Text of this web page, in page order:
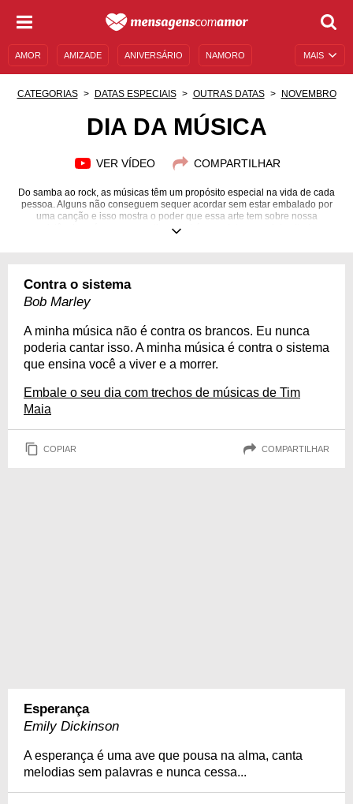
MAIS
AMOR AMIZADE ANIVERSÁRIO NAMORO
DESCULPAS
CATEGORIAS DATAS ESPECIAIS OUTRAS DATAS NOVEMBRO
DIA DA MÚSICA
VER VÍDEO COMPARTILHAR
Do samba ao rock, as músicas têm um propósito especial na vida de cada
pessoa. Alguns não conseguem sequer acordar sem estar embalado por
uma canção e isso mostra o poder que essa arte tem sobre nossa
existência, e é por esse motivo que há uma data especial voltada
Agora, é só colocar no som a sua canção favorita, respirar fundo e cantar
Contra o sistema
Bob Marley
A minha música não é contra os brancos. Eu nunca
poderia cantar isso. A minha música é contra o sistema
que ensina você a viver e a morrer.
Embale o seu dia com trechos de músicas de Tim
Maia
COPIAR COMPARTILHAR
Esperança
Emily Dickinson
A esperança é uma ave que pousa na alma, canta
melodias sem palavras e nunca cessa...